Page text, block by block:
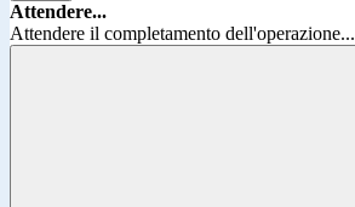
Attendere...
Attendere il completamento dell'operazione...